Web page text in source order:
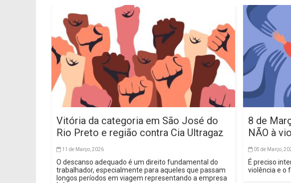
Vitória da categoria em São José do
Rio Preto e região contra Cia Ultragaz
11 de Março, 2026
O descanso adequado é um direito fundamental do
trabalhador, especialmente para aqueles que passam
longos períodos em viagem representando a empresa
8 de
NÃO à
05 de Março,
É preciso
violência e o